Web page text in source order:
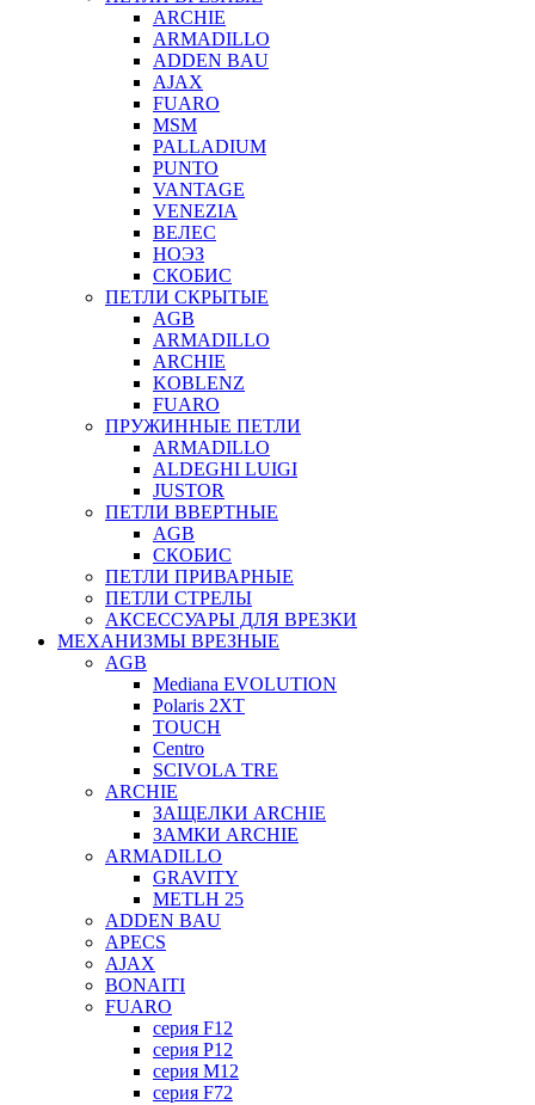
ARCHIE
ARMADILLO
ADDEN BAU
AJAX
FUARO
MSM
PALLADIUM
PUNTO
VANTAGE
VENEZIA
ВЕЛЕС
НОЭЗ
СКОБИС
ПЕТЛИ СКРЫТЫЕ
AGB
ARMADILLO
ARCHIE
KOBLENZ
FUARO
ПРУЖИННЫЕ ПЕТЛИ
ARMADILLO
ALDEGHI LUIGI
JUSTOR
ПЕТЛИ ВВЕРТНЫЕ
AGB
СКОБИС
ПЕТЛИ ПРИВАРНЫЕ
ПЕТЛИ СТРЕЛЫ
АКСЕССУАРЫ ДЛЯ ВРЕЗКИ
МЕХАНИЗМЫ ВРЕЗНЫЕ
AGB
Mediana EVOLUTION
Polaris 2XT
TOUCH
Centro
SCIVOLA TRE
ARCHIE
ЗАЩЕЛКИ ARCHIE
ЗАМКИ ARCHIE
ARMADILLO
GRAVITY
METLH 25
ADDEN BAU
APECS
AJAX
BONAITI
FUARO
серия F12
серия P12
серия M12
серия F72